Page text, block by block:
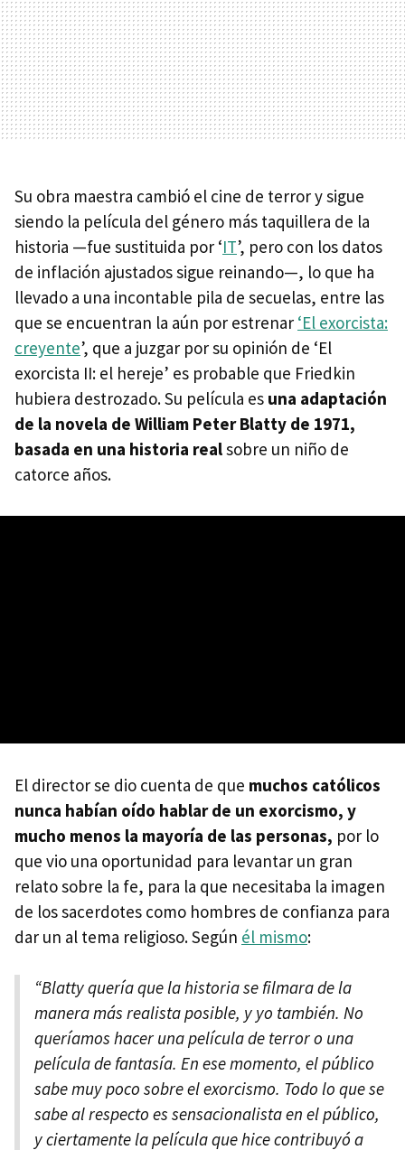
Su obra maestra cambió el cine de terror y sigue
siendo la película del género más taquillera de la
historia —fue sustituida por ‘IT’, pero con los datos
de inflación ajustados sigue reinando—, lo que ha
llevado a una incontable pila de secuelas, entre las
que se encuentran la aún por estrenar ‘El exorcista:
creyente’, que a juzgar por su opinión de ‘El
exorcista II: el hereje’ es probable que Friedkin
hubiera destrozado. Su película es una adaptación
de la novela de William Peter Blatty de 1971,
basada en una historia realsobre un niño de
catorce años.
El director se dio cuenta de que muchos católicos
nunca habían oído hablar de un exorcismo, y
mucho menos la mayoría de las personas, por lo
que vio una oportunidad para levantar un gran
relato sobre la fe, para la que necesitaba la imagen
de los sacerdotes como hombres de confianza para
dar un al tema religioso. Según él mismo:
“Blatty quería que la historia se filmara de la
manera más realista posible, y yo también. No
queríamos hacer una película de terror o una
película de fantasía. En ese momento, el público
sabe muy poco sobre el exorcismo. Todo lo que se
sabe al respecto es sensacionalista en el público,
y ciertamente la película que hice contribuyó a